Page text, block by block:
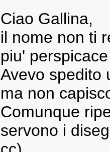
Ciao Gallina,
il nome non ti
piu'
Avevo spedito
ma non
Comunque
servono i